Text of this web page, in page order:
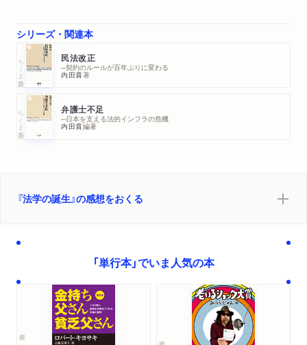
シリーズ・関連本
ちくま新書 民法改正
─契約のルールが百年ぶりに変わる
内田貴著
ちくま新書 弁護士不足
─日本を支える法的インフラの危機
内田貴編著
『法学の誕生』の感想をおくる
「単行本」でいま人気の本